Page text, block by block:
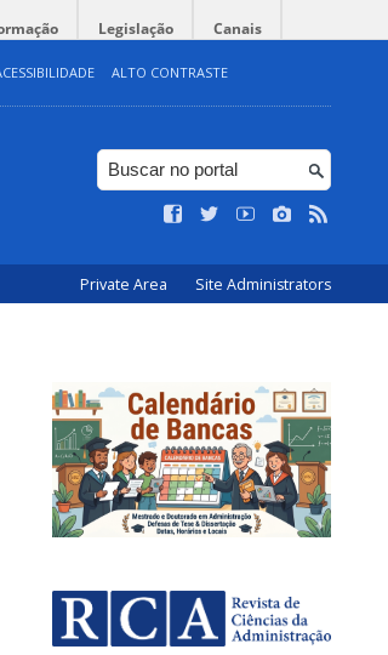
Legislação Canais
ALTO CONTRASTE
Private Area Site Administrators